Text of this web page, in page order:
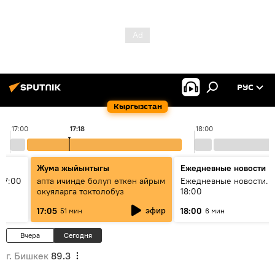
Кыргызстан
РУС
17:00 18:00
17:18
Жума жыйынтыгы
апта ичинде болуп өткөн айрым
окуяларга токтолобуз
17:05 51 мин эфир
Ежедневные новости
Ежедневные новости.
18:00
18:00 6 мин
Вчера Сегодня
г. Бишкек 89.3